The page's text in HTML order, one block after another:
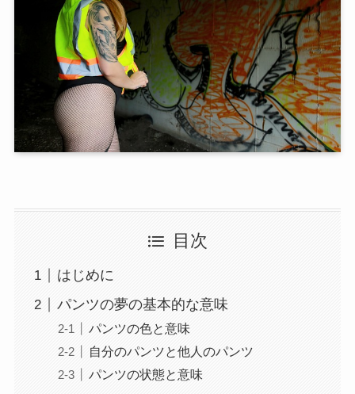
目次
はじめに
パンツの夢の基本的な意味
パンツの色と意味
自分のパンツと他人のパンツ
パンツの状態と意味